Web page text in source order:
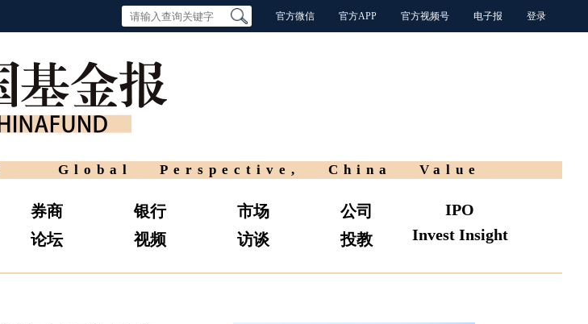
官方微信 官方APP 官方视频号 电子报 登录
Global Perspective, China Value
券商
论坛
银行
视频
市场
访谈
公司
投教
IPO
Invest Insight